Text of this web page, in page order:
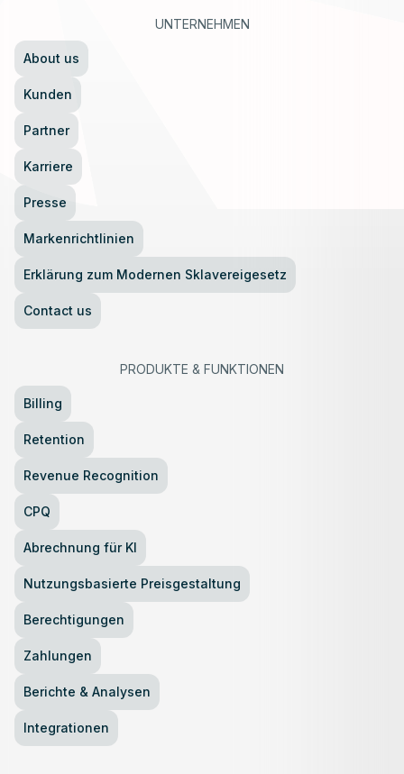
UNTERNEHMEN
About us
Kunden
Partner
Karriere
Presse
Markenrichtlinien
Erklärung zum Modernen Sklavereigesetz
Contact us
PRODUKTE & FUNKTIONEN
Billing
Retention
Revenue Recognition
CPQ
Abrechnung für KI
Nutzungsbasierte Preisgestaltung
Berechtigungen
Zahlungen
Berichte & Analysen
Integrationen